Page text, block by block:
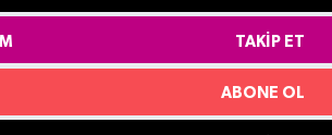
TAKIP ET
ABONE OL